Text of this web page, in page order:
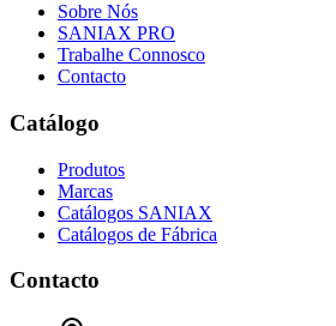
Sobre Nós
SANIAX PRO
Trabalhe Connosco
Contacto
Catálogo
Produtos
Marcas
Catálogos SANIAX
Catálogos de Fábrica
Contacto